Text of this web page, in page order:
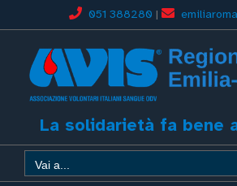
051 388280
La solidarietà fa bene
Vai a...